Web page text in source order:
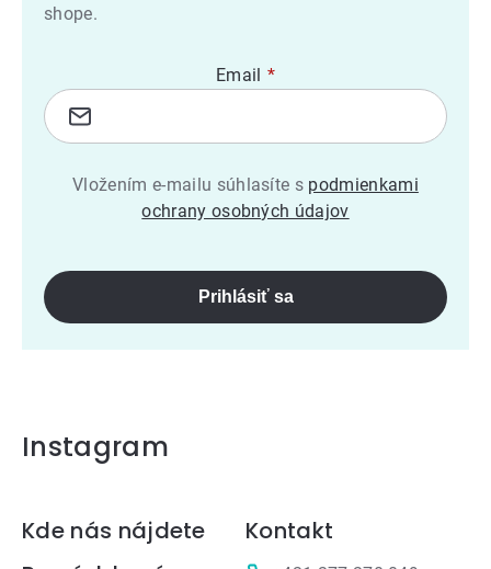
shope.
Email
Vložením e-mailu súhlasíte s podmienkami
ochrany osobných údajov
Prihlásiť sa
Instagram
Zápätie
Kde nás nájdete
Kontakt